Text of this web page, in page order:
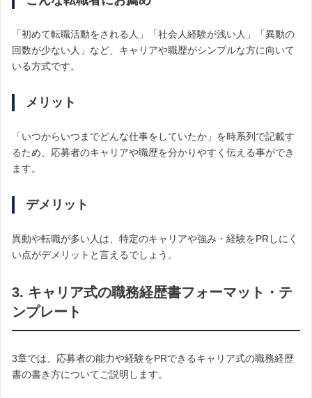
「初めて転職活動をされる人」「社会人経験が浅い人」「異動の
回数が少ない人」など、キャリアや職歴がシンプルな方に向いて
いる方式です。
メリット
「いつからいつまでどんな仕事をしていたか」を時系列で記載す
るため、応募者のキャリアや職歴を分かりやすく伝える事ができ
ます。
デメリット
異動や転職が多い人は、特定のキャリアや強み・経験をPRしにく
い点がデメリットと言えるでしょう。
3. キャリア式の職務経歴書フォーマット・テ
ンプレート
3章では、応募者の能力や経験をPRできるキャリア式の職務経歴
書の書き方についてご説明します。